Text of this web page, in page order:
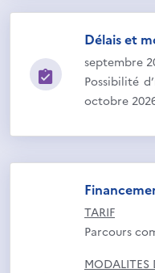
Délais et
septembre
Possibilité
octobre
TARIF
Parcours